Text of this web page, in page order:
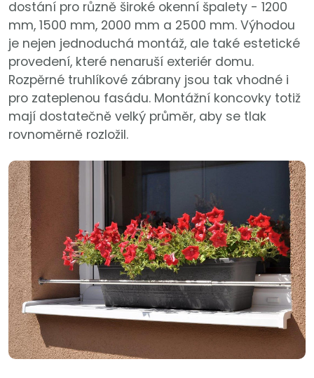
dostání pro různě široké okenní špalety - 1200
mm, 1500 mm, 2000 mm a 2500 mm. Výhodou
je nejen jednoduchá montáž, ale také estetické
provedení, které nenaruší exteriér domu.
Rozpěrné truhlíkové zábrany jsou tak vhodné i
pro zateplenou fasádu. Montážní koncovky totiž
mají dostatečně velký průměr, aby se tlak
rovnoměrně rozložil.